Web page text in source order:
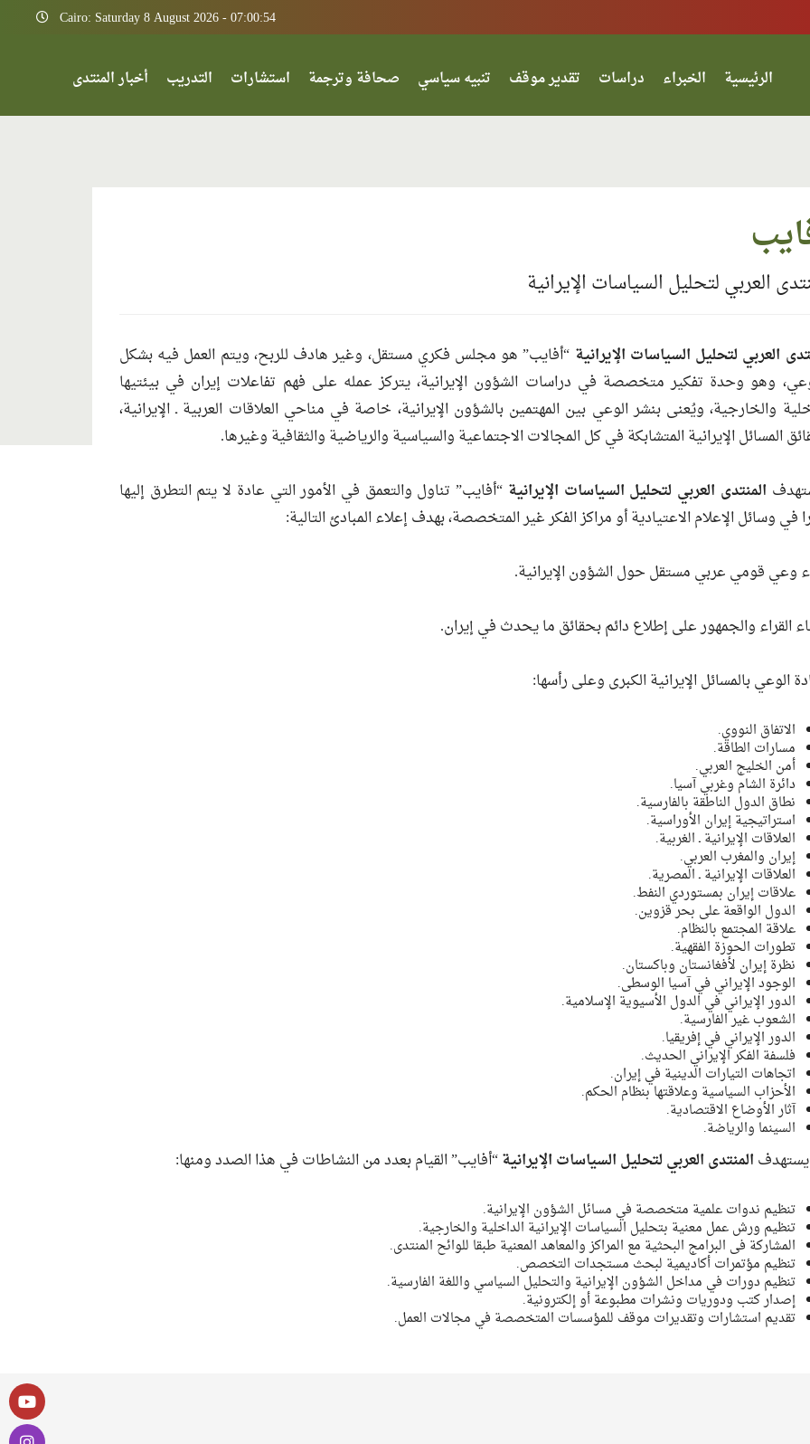
Cairo: Saturday 8 August 2026 - 07:00:54
الرئيسية الخبراء دراسات تقدير موقف تنبيه سياسي صحافة وترجمة استشارات التدريب أخبار المنتدى
العربي لتحليل السياسات الإيرانية
العربي لتحليل السياسات الإيرانية “أفايب” هو مجلس فكري مستقل، وغير هادف للربح، ويتم العمل فيه بشكل
وهو وحدة تفكير متخصصة في دراسات الشؤون الإيرانية، يتركز عمله على فهم تفاعلات إيران في بيئتيها
والخارجية، ويُعنى بنشر الوعي بين المهتمين بالشؤون الإيرانية، خاصة في مناحي العلاقات العربية ـ الإيرانية،
المسائل الإيرانية المتشابكة في كل المجالات الاجتماعية والسياسية والرياضية والثقافية وغيرها.
المنتدى العربي لتحليل السياسات الإيرانية “أفايب” تناول والتعمق في الأمور التي عادة لا يتم التطرق إليها
في وسائل الإعلام الاعتيادية أو مراكز الفكر غير المتخصصة، بهدف إعلاء المبادئ التالية:
وعي قومي عربي مستقل حول الشؤون الإيرانية.
القراء والجمهور على إطلاع دائم بحقائق ما يحدث في إيران.
الوعي بالمسائل الإيرانية الكبرى وعلى رأسها:
الاتفاق النووي.
مسارات الطاقة.
أمن الخليج العربي.
دائرة الشام وغربي آسيا.
نطاق الدول الناطقة بالفارسية.
استراتيجية إيران الأوراسية.
العلاقات الإيرانية ـ الغربية.
إيران والمغرب العربي.
العلاقات الإيرانية ـ المصرية.
علاقات إيران بمستوردي النفط.
الدول الواقعة على بحر قزوين.
علاقة المجتمع بالنظام.
تطورات الحوزة الفقهية.
نظرة إيران لأفغانستان وباكستان.
الوجود الإيراني في آسيا الوسطى.
الدور الإيراني في الدول الأسيوية الإسلامية.
الشعوب غير الفارسية.
الدور الإيراني في إفريقيا.
فلسفة الفكر الإيراني الحديث.
اتجاهات التيارات الدينية في إيران.
الأحزاب السياسية وعلاقتها بنظام الحكم.
آثار الأوضاع الاقتصادية.
السينما والرياضة.
يستهدف المنتدى العربي لتحليل السياسات الإيرانية“أفايب” القيام بعدد من النشاطات في هذا الصدد ومنها:
تنظيم ندوات علمية متخصصة في مسائل الشؤون الإيرانية.
تنظيم ورش عمل معنية بتحليل السياسات الإيرانية الداخلية والخارجية.
المشاركة فى البرامج البحثية مع المراكز والمعاهد المعنية طبقا للوائح المنتدى.
تنظيم مؤتمرات أكاديمية لبحث مستجدات التخصص.
تنظيم دورات في مداخل الشؤون الإيرانية والتحليل السياسي واللغة الفارسية.
إصدار كتب ودوريات ونشرات مطبوعة أو إلكترونية.
تقديم استشارات وتقديرات موقف للمؤسسات المتخصصة في مجالات العمل.